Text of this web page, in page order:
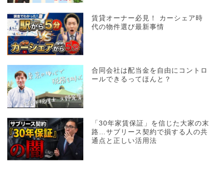
賃貸オーナー必見！ カーシェア時
代の物件選び最新事情
合同会社は配当金を自由にコントロ
ールできるってほんと？
「30年家賃保証」を信じた大家の末
路…サブリース契約で損する人の共
通点と正しい活用法